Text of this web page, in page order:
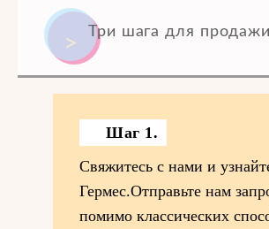
Три шага для
Шаг 1.
Свяжитесь с нами и
Гермес.Отправьте нам
помимо классических